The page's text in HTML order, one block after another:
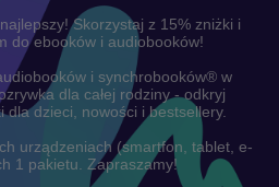
Skorzystaj z 15% zniżki i
do ebooków i audiobooków!
i synchrobooków® w
dla całej rodziny - odkryj
dla dzieci, nowości i bestsellery.
urządzeniach (smartfon, tablet, e-
1 pakietu. Zapraszamy!